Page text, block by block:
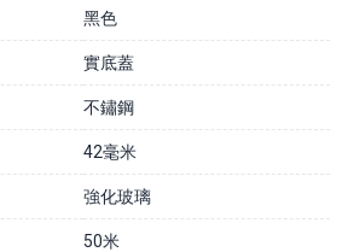
黑色
實底蓋
不鏽鋼
42毫米
強化玻璃
50米